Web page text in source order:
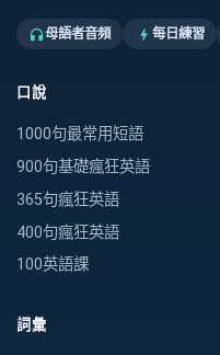
headphones母語者音頻 bolt 每日練習
口說
1000句最常用短語
900句基礎瘋狂英語
365句瘋狂英語
400句瘋狂英語
100英語課
詞彙